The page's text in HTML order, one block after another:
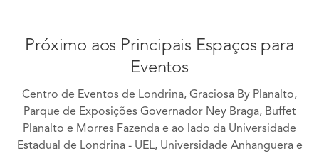
Próximo aos Principais Espaços para
Eventos
Centro de Eventos de Londrina, Graciosa By Planalto,
Parque de Exposições Governador Ney Braga, Buffet
Planalto e Morres Fazenda e ao lado da Universidade
Estadual de Londrina - UEL, Universidade Anhanguera e